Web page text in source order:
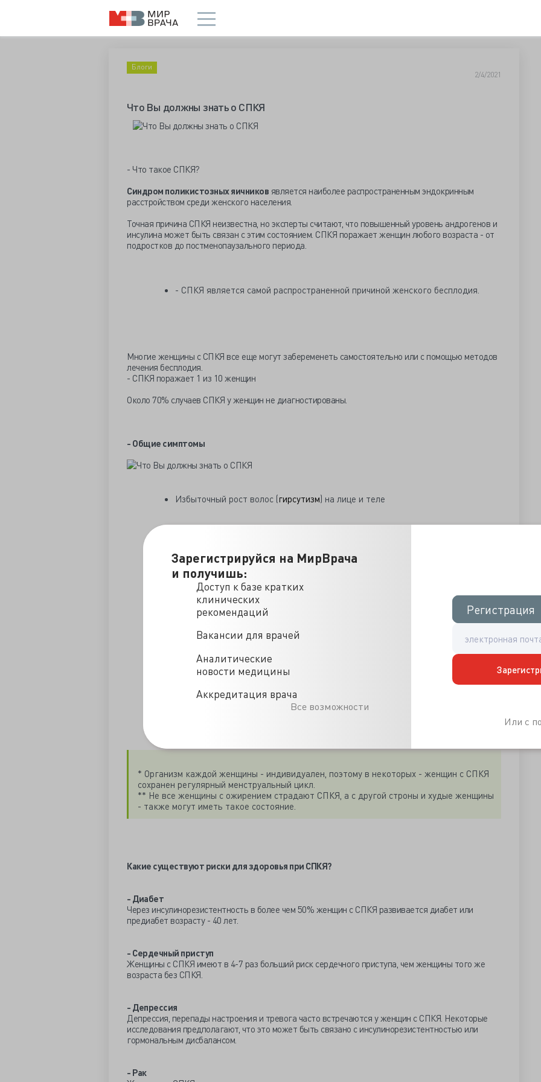
Зарегистрируйся на МирВрача
и получишь:
Доступ к базе кратких
клинических
рекомендаций
Вакансии для врачей
Аналитические
новости медицины
Аккредитация врача
Все возможности
Регистрация
Регистрация
Или с
Блоги
2/4/2021
Что Вы должны знать о СПКЯ
- Что такое СПКЯ?
Синдром поликистозных яичников является наиболее распространенным эндокринным
расстройством среди женского населения.
Точная причина СПКЯ неизвестна, но эксперты считают, что повышенный уровень андрогенов и
инсулина может быть связан с этим состоянием. СПКЯ поражает женщин любого возраста - от
подростков до постменопаузального периода.
- СПКЯ является самой распространенной причиной женского бесплодия.
Многие женщины с СПКЯ все еще могут забеременеть самостоятельно или с помощью методов
лечения бесплодия.
- СПКЯ поражает 1 из 10 женщин
Около 70% случаев СПКЯ у женщин не диагностированы.
- Общие симптомы
Избыточный рост волос (гирсутизм) на лице и теле
Избыточная масса телаи трудности при похудении **
Облысение по мужскому типу (алопеция)
Акне и жирная кожа
изменения настроения
плохой сон
* Организм каждой женщины - индивидуален, поэтому в некоторых - женщин с СПКЯ
сохранен регулярный менструальный цикл.
** Не все женщины с ожирением страдают СПКЯ, а с другой строны и худые женщины
- также могут иметь такое состояние.
Какие существуют риски для здоровья при СПКЯ?
- Диабет
Через инсулинорезистентность в более чем 50% женщин с СПКЯ развивается диабет или
предиабет возрасту - 40 лет.
- Сердечный приступ
Женщины с СПКЯ имеют в 4-7 раз больший риск сердечного приступа, чем женщины того же
возраста без СПКЯ.
- Депрессия
Депрессия, перепады настроения и тревога часто встречаются у женщин с СПКЯ. Некоторые
исследования предполагают, что это может быть связано с инсулинорезистентностью или
гормональным дисбалансом.
- Рак